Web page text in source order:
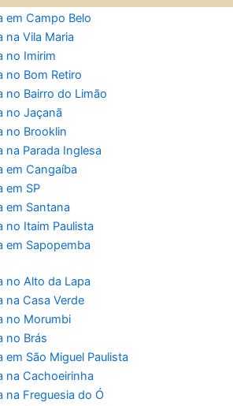
em Campo Belo
na Vila Maria
no Imirim
no Bom Retiro
no Bairro do Limão
no Jaçanã
no Brooklin
na Parada Inglesa
em Cangaíba
em SP
em Santana
no Itaim Paulista
em Sapopemba
no Alto da Lapa
na Casa Verde
no Morumbi
no Brás
em São Miguel Paulista
na Cachoeirinha
na Freguesia do Ó